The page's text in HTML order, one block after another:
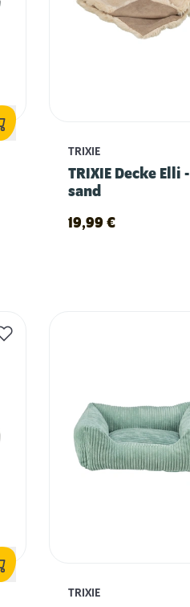
TRIXIE
TRIXIE Decke Elli -
sand
19,99 €
TRIXIE